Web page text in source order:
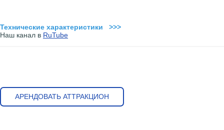
Технические характеристики >>>
Наш канал в RuTube
АРЕНДОВАТЬ АТТРАКЦИОН